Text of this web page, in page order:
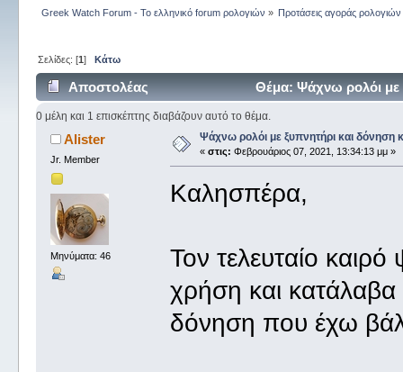
Greek Watch Forum - Το ελληνικό forum ρολογιών » Προτάσεις αγοράς ρολογιών
Σελίδες: [1] Κάτω
Αποστολέας Θέμα: Ψάχνω ρολόι με
0 μέλη και 1 επισκέπτης διαβάζουν αυτό το θέμα.
Alister
Jr. Member
Μηνύματα: 46
Ψάχνω ρολόι με ξυπνητήρι και δόνηση
« στις: Φεβρουάριος 07, 2021, 13:34:13 μμ »
Καλησπέρα,
Τον τελευταίο
χρήση και
δόνηση που έχω